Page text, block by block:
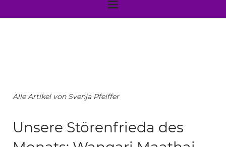
Alle Artikel von Svenja Pfeiffer
Unsere Störenfrieda des